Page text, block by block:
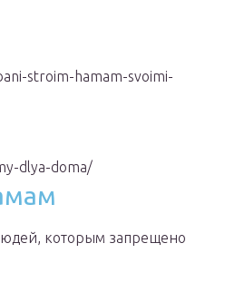
stroim-hamam-svoimi-
dlya-doma/
которым запрещено